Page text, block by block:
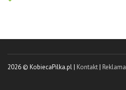
2026 © KobiecaPilka.pl | Kontakt| Reklama